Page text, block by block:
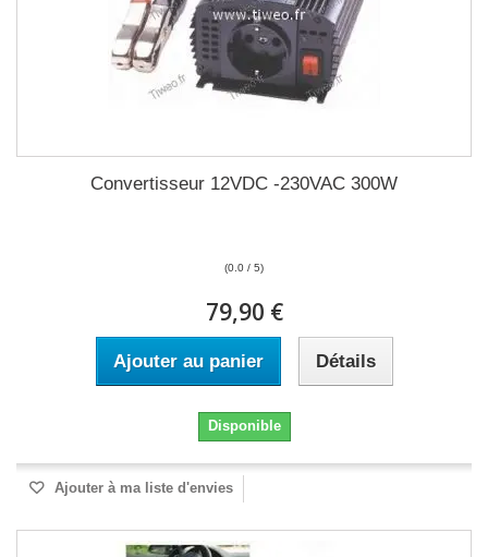
Convertisseur 12VDC -230VAC 300W
(0.0 / 5)
79,90 €
Ajouter au panier Détails
Disponible
Ajouter à ma liste d'envies